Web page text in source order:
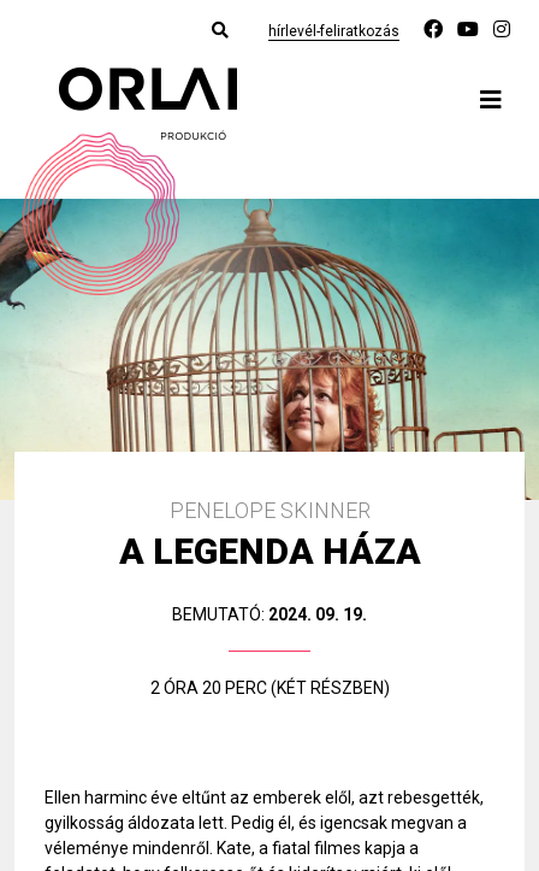
hírlevél-feliratkozás
PENELOPE SKINNER
A LEGENDA HÁZA
BEMUTATÓ: 2024. 09. 19.
2 ÓRA 20 PERC (KÉT RÉSZBEN)
Ellen harminc éve eltűnt az emberek elől, azt rebesgették,
gyilkosság áldozata lett. Pedig él, és igencsak megvan a
véleménye mindenről. Kate, a fiatal filmes kapja a